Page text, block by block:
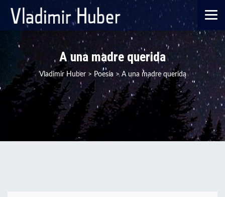
A una madre querida
Vladimir Huber> Poesía > A una madre querida